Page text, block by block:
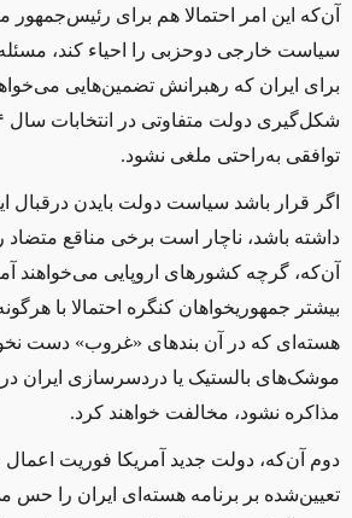
آن‌که این امر احتمالا هم برای
سیاست خارجی دوحزبی را احیاء کند،
برای ایران که رهبرانش تضمین‌هایی
توافقی به‌راحتی ملغی نشود.
اگر قرار باشد سیاست دولت بایدن
داشته باشد، ناچار است برخی مناقع متضاد
آن‌که، گرچه کشورهای اروپایی می‌خواهند
بیشتر جمهوریخواهان کنگره احتمالا با
هسته‌ای که در آن بندهای «غروب» دست‌
موشک‌های بالستیک یا دردسرسازی ایران
مذاکره نشود، مخالفت خواهند کرد.
دوم آن‌که، دولت جدید آمریکا فوریت
تعیین‌شده بر برنامه هسته‌ای ایران را حس